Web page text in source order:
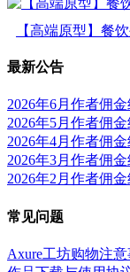
【高端原型】餐
最新公告
2026年6月作者佣
2026年5月作者佣
2026年4月作者佣
2026年3月作者佣
2026年2月作者佣
常见问题
Axure工坊购物注意